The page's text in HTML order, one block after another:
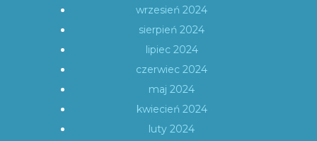
wrzesień 2024
sierpień 2024
lipiec 2024
czerwiec 2024
maj 2024
kwiecień 2024
luty 2024